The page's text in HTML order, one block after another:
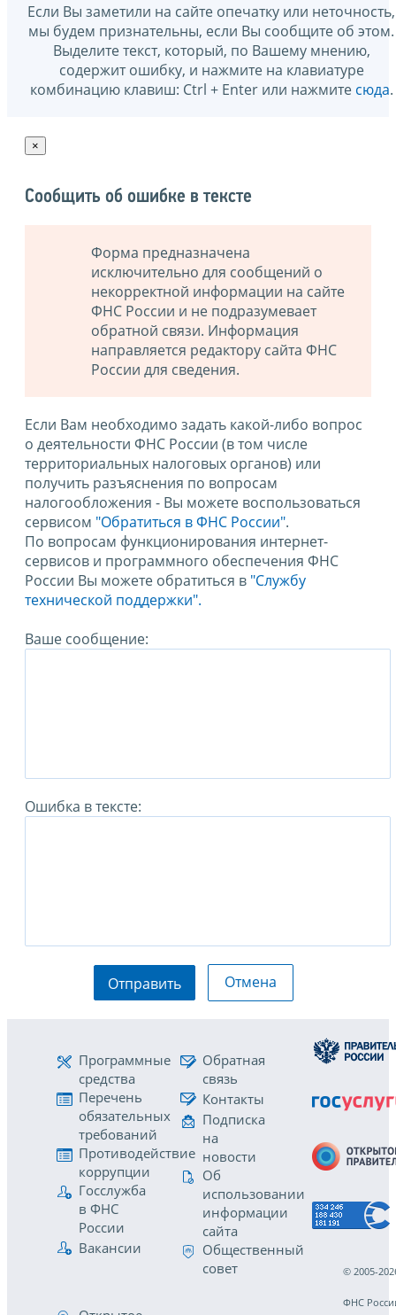
Если Вы заметили на сайте опечатку или неточность,
мы будем признательны, если Вы сообщите об этом.
Выделите текст, который, по Вашему мнению,
содержит ошибку, и нажмите на клавиатуре
комбинацию клавиш: Ctrl + Enter или нажмите сюда.
×
Сообщить об ошибке в тексте
Форма предназначена
исключительно для сообщений о
некорректной информации на сайте
ФНС России и не подразумевает
обратной связи. Информация
направляется редактору сайта ФНС
России для сведения.
Если Вам необходимо задать какой-либо вопрос
о деятельности ФНС России (в том числе
территориальных налоговых органов) или
получить разъяснения по вопросам
налогообложения - Вы можете воспользоваться
сервисом "Обратиться в ФНС России".
По вопросам функционирования интернет-
сервисов и программного обеспечения ФНС
России Вы можете обратиться в "Службу
технической поддержки".
Ваше сообщение:
Ошибка в тексте:
Отправить Отмена
Программные
средства
Перечень
обязательных
требований
Противодействие
коррупции
Госслужба
в ФНС
России
Вакансии
Обратная
связь
Контакты
Подписка
на
новости
Об
использовании
информации
сайта
Общественный
совет
© 2005-
ФНС